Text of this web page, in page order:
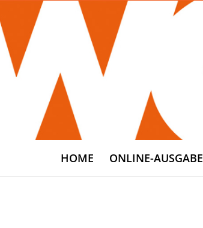
HOME ONLINE-AUSGABE